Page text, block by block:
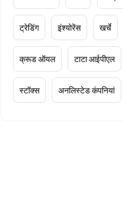
ट्रेडिंग इंश्योरेंस खर्चे
क्रूड ऑयल टाटा आईपीएल
स्टॉक्स अनलिस्टेड कंपनियां